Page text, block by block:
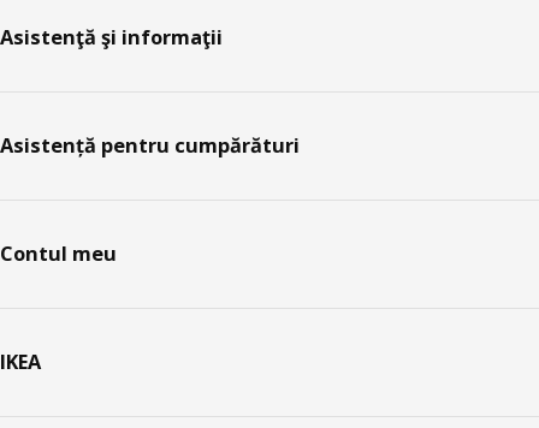
Asistenţă şi informaţii
Asistență pentru cumpărături
Contul meu
IKEA